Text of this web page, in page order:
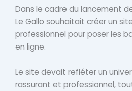
Dans le cadre du lancement
Le Gallo souhaitait créer un
professionnel pour poser les
en ligne.
Le site devait refléter un
rassurant et professionnel,